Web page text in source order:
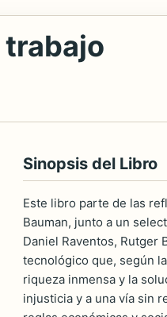
trabajo
Sinopsis del Libro
Este libro parte de las
Bauman, junto a un
Daniel Raventos, Rutger
tecnológico que, según
riqueza inmensa y la
injusticia y a una vía sin